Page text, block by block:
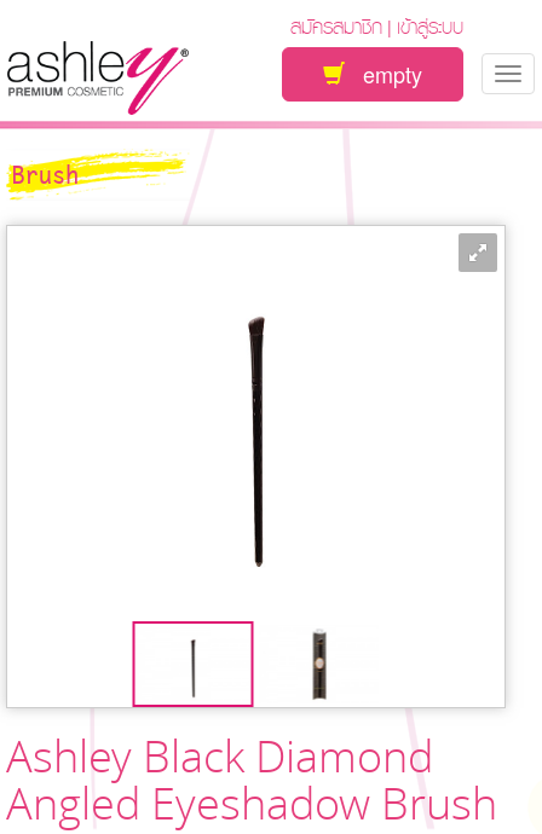
สมัครสมาชิก | เข้าสู่ระบบ
empty
Brush
Ashley Black Diamond
Angled Eyeshadow Brush